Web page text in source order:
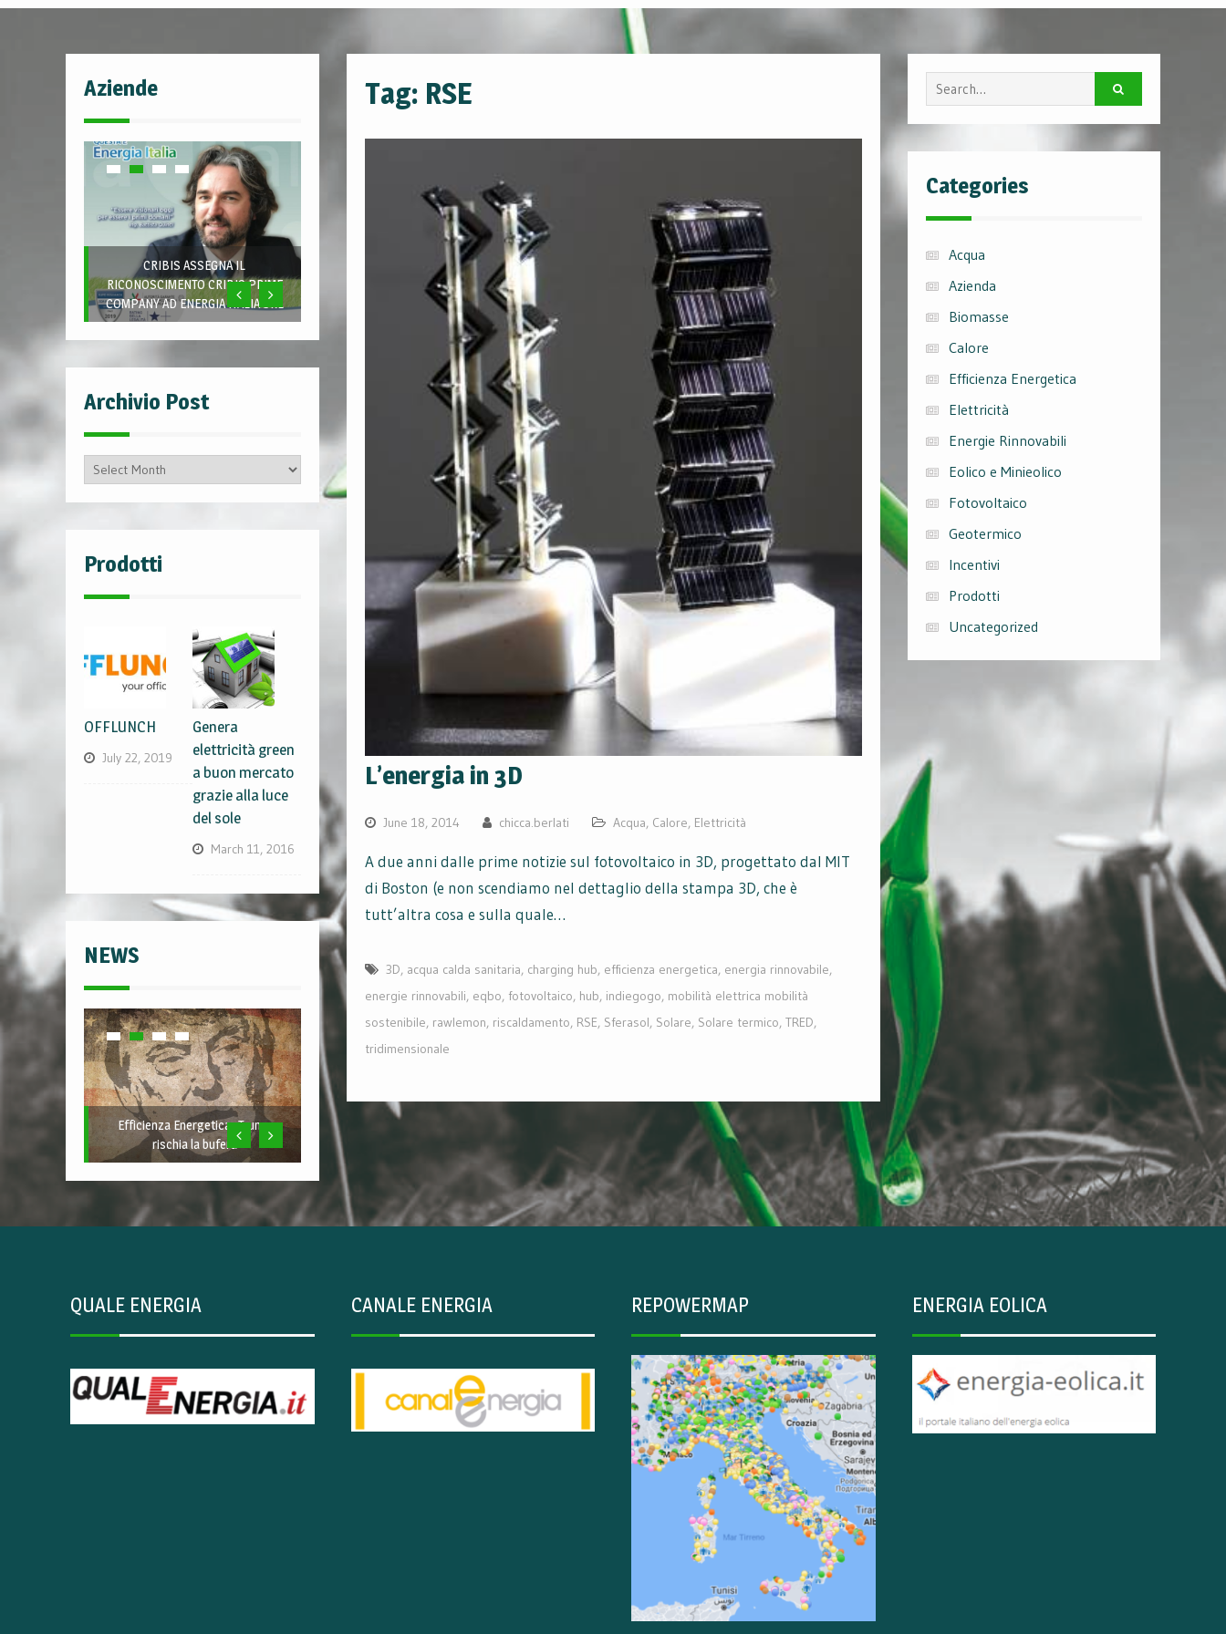
Tag: RSE
L’energia in 3D
June 18, 2014 chicca.berlati Acqua, Calore, Elettricità
A due anni dalle prime notizie sul fotovoltaico in 3D, progettato dal MIT
di Boston (e non scendiamo nel dettaglio della stampa 3D, che è
tutt’altra cosa e sulla quale…
3D, acqua calda sanitaria, charging hub, efficienza energetica, energia rinnovabile,
energie rinnovabili, eqbo, fotovoltaico, hub, indiegogo, mobilità elettrica mobilità
sostenibile, rawlemon, riscaldamento, RSE, Sferasol, Solare, Solare termico, TRED,
tridimensionale
Search
for:
Categories
Acqua
Azienda
Biomasse
Calore
Efficienza Energetica
Elettricità
Energie Rinnovabili
Eolico e Minieolico
Fotovoltaico
Geotermico
Incentivi
Prodotti
Uncategorized
Aziende
CRIBIS ASSEGNA IL
RICONOSCIMENTO CRIBIS PRIME
COMPANY AD ENERGIA ITALIA SRL
Archivio Post
Archivio
Prodotti
OFFLUNCH
July 22, 2019
Genera
elettricità green
a buon mercato
grazie alla luce
del sole
March 11, 2016
NEWS
Efficienza Energetica- Trump
rischia la bufera
QUALE ENERGIA CANALE ENERGIA REPOWERMAP ENERGIA EOLICA